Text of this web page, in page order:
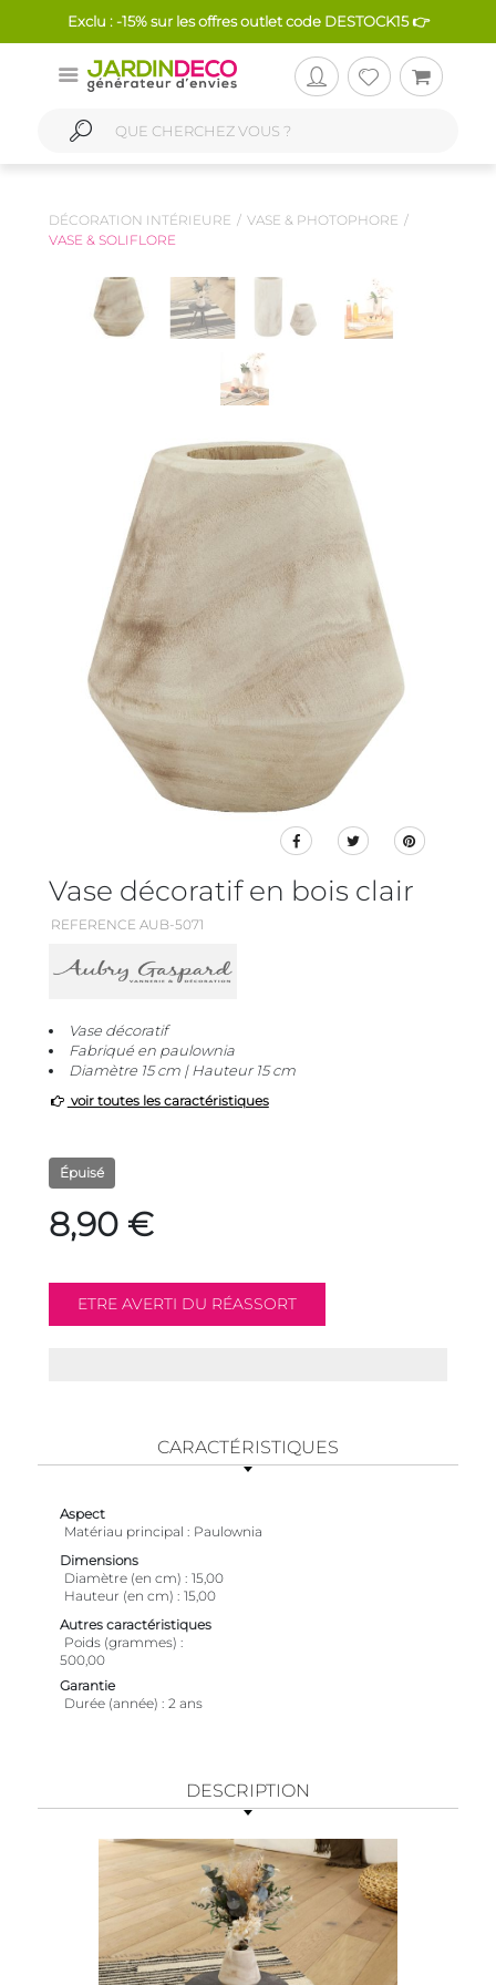
Exclu : -15% sur les offres outlet code DESTOCK15 👉
DÉCORATION INTÉRIEURE
VASE & PHOTOPHORE
VASE & SOLIFLORE
Vase décoratif en bois clair
REFERENCE AUB-5071
Vase décoratif
Fabriqué en paulownia
Diamètre 15 cm | Hauteur 15 cm
voir toutes les caractéristiques
Épuisé
8,90 €
CARACTÉRISTIQUES
Aspect
Matériau principal
Paulownia
Dimensions
Diamètre (en cm)
15,00
Hauteur (en cm)
15,00
Autres caractéristiques
Poids (grammes)
500,00
Garantie
Durée (année)
2 ans
DESCRIPTION